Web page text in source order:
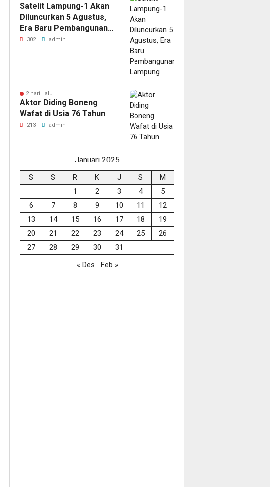
Satelit Lampung-1 Akan
Diluncurkan 5 Agustus,
Era Baru Pembangunan
Lampung
302 admin
2 hari lalu
Aktor Diding Boneng
Wafat di Usia 76 Tahun
213 admin
Januari 2025
S S R K J S
M
1
2 3 4
5
6
7 8 9 10 11
12
13
14 15 16 17 18
19
20
21 22 23 24 25
26
27
28 29 30
31
« Des
Feb »